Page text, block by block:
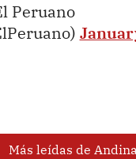
Peruano
Más leídas de Andina